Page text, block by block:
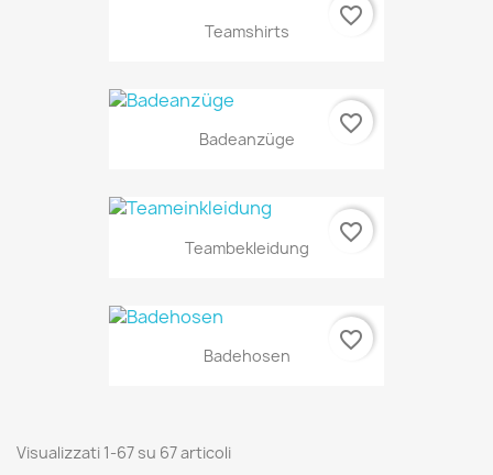
Teamshirts
favorite_border
Badeanzüge
favorite_border
Teambekleidung
favorite_border
Badehosen
favorite_border
Visualizzati 1-67 su 67 articoli